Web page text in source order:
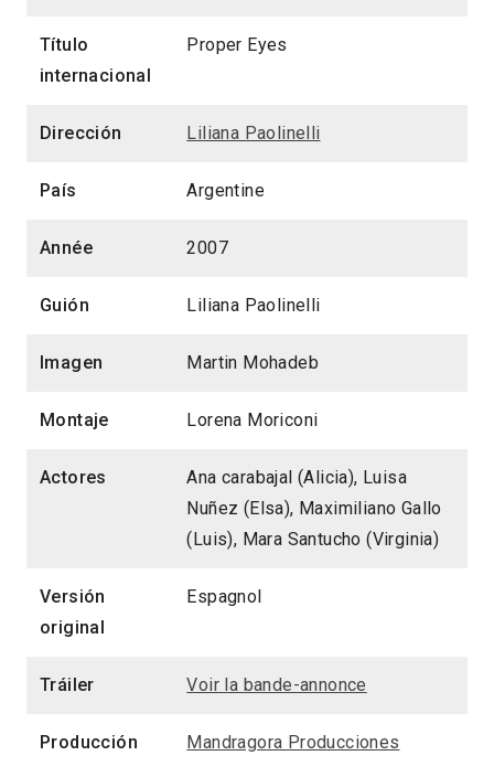
Título
internacional
Proper Eyes
Dirección Liliana Paolinelli
País Argentine
Année 2007
Guión Liliana Paolinelli
Imagen Martin Mohadeb
Montaje Lorena Moriconi
Actores
Ana carabajal (Alicia), Luisa
Nuñez (Elsa), Maximiliano Gallo
(Luis), Mara Santucho (Virginia)
Versión
original
Espagnol
Tráiler Voir la bande-annonce
Producción Mandragora Producciones